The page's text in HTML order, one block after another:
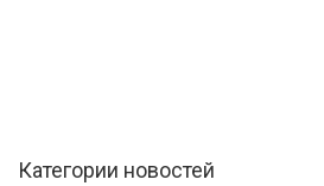
Категории новостей